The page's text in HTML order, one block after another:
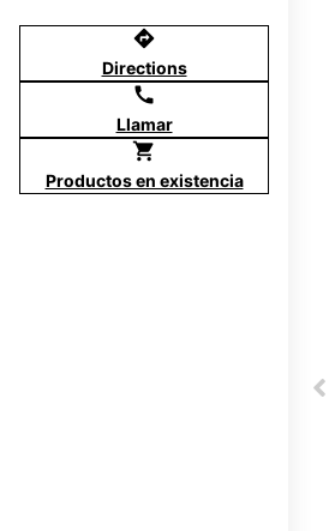
directions
Directions
call
Llamar
shopping_cart
Productos en existencia